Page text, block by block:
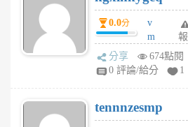
個
月
前
0.0分
v
m
sg
sr
6
個
報
分享
674點閱
0 評論/給分
1
tennnzesmp